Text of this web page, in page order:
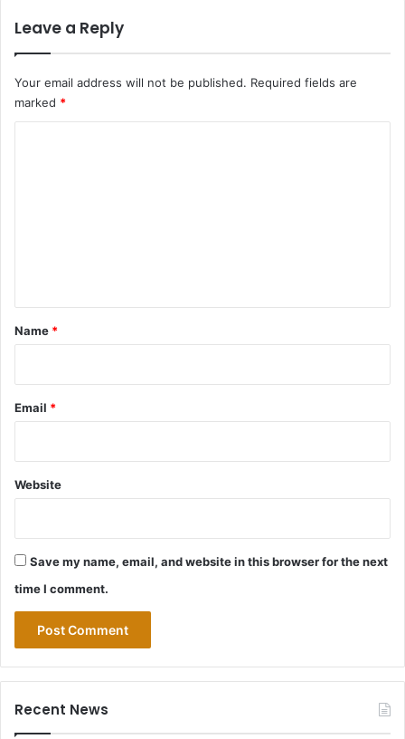
Leave a Reply
Your email address will not be published. Required fields are
marked *
*
Name *
Email *
Website
Save my name, email, and website in this browser for the next
time I comment.
Recent News